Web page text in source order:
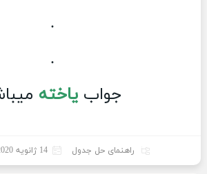
.
.
جواب یاخته
راهنمای حل جدول 14 ژانویه 2020